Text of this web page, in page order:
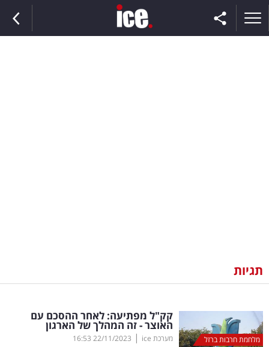
וצרכנות
דיגיטל
וטק
תגיות
מלחמת חרבות ברזל
קק"ל מפתיעה: לאחר ההסכם עם
האוצר - זה המהלך של הארגון
מערכת ice |
22/11/2023
16:53